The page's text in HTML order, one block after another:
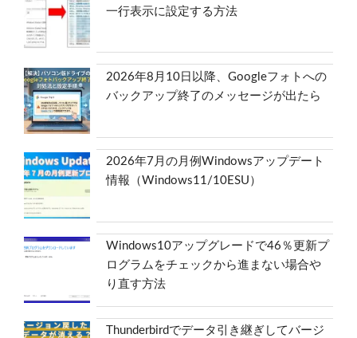
一行表示に設定する方法
2026年8月10日以降、Googleフォトへの
バックアップ終了のメッセージが出たら
2026年7月の月例Windowsアップデート
情報（Windows11/10ESU）
Windows10アップグレードで46％更新プ
ログラムをチェックから進まない場合や
り直す方法
Thunderbirdでデータ引き継ぎしてバージ